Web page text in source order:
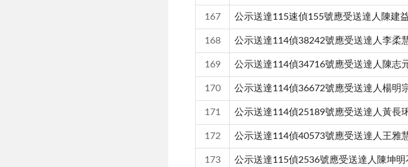
167 公示送達115速偵155號應受送達人陳建
168 公示送達114偵38242號應受送達人李柔
169 公示送達114偵34716號應受送達人陳志
170 公示送達114偵36672號應受送達人楊明
171 公示送達114偵25189號應受送達人黃長
172 公示送達114偵40573號應受送達人王雅
173 公示送達115偵2536號應受送達人陳坤